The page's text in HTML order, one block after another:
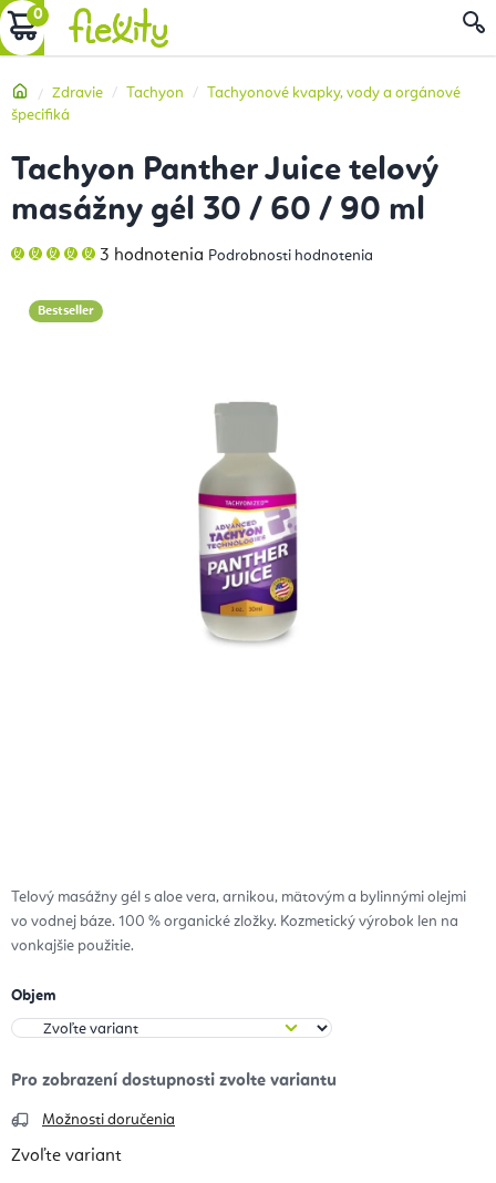
Prejsť
na
NÁKUPNÝ
Domov
Zdravie Tachyon
Tachyonové kvapky, vody a orgánové
špecifiká
Telový masážny gél s aloe vera, arnikou, mätovým a bylinnými olejmi
vo vodnej báze. 100 % organické zložky. Kozmetický výrobok len na
vonkajšie použitie.
Objem
Možnosti doručenia
Zvoľte variant
Tachyon Panther Juice telový
masážny gél 30 / 60 / 90 ml
Priemerné
hodnotenie
5,0
z
3 hodnotenia Podrobnosti hodnotenia
Bestseller